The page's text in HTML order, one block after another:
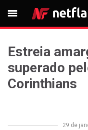
Estreia
superado
Corinthians
29 de